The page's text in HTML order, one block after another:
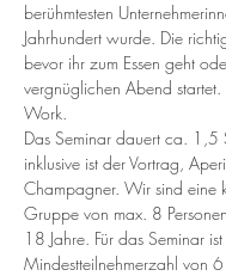
berühmtesten
Jahrhundert wurde. Die
bevor ihr zum Essen geht
vergnüglichen Abend startet.
Work.
Das Seminar dauert ca. 1,5
inklusive ist der Vortrag,
Champagner. Wir sind eine
Gruppe von max. 8
18 Jahre. Für das Seminar
Mindestteilnehmerzahl von 6